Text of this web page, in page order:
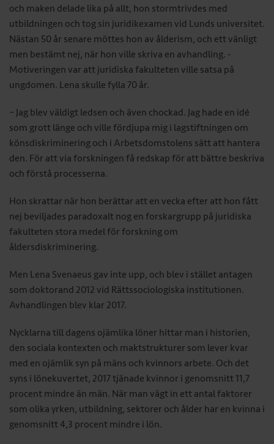
och maken delade lika på allt, hon stormtrivdes med
utbildningen och tog sin juridikexamen vid Lunds universitet.
Nästan 50 år ­senare möttes hon av ålderism, och ett vänligt
men bestämt nej, när hon ville skriva en avhandling. ­
Motiveringen var att juridiska fakulteten ville satsa på
ungdomen. Lena skulle fylla 70 år.
– Jag blev väldigt ledsen och även chockad. Jag hade en idé
som grott länge och ville fördjupa mig i lagstiftningen om
könsdiskriminering och i ­Arbetsdomstolens sätt att hantera
den. För att via forskningen få redskap för att bättre beskriva
och förstå processerna.
Hon skrattar när hon berättar att en vecka efter att hon fått
nej beviljades paradoxalt nog en forskargrupp på juridiska
fakulteten stora medel för forskning om
åldersdiskriminering.
Men Lena Svenaeus gav inte upp, och blev i stället antagen
som doktorand 2012 vid Rättssociologiska institutionen.
Avhandlingen blev klar 2017.
Nycklarna till dagens ojämlika löner hittar man i historien,
den sociala kontexten och maktstrukturer som lever kvar
med en ojämlik syn på mäns och kvinnors arbete. Och det
syns i lönekuvertet, 2017 tjänade kvinnor i genomsnitt 11,7
procent mindre än män. När man vägt in ett antal faktorer
som olika yrken, utbildning, sektorer och ålder har en kvinna i
genomsnitt 4,3 procent mindre i lön.